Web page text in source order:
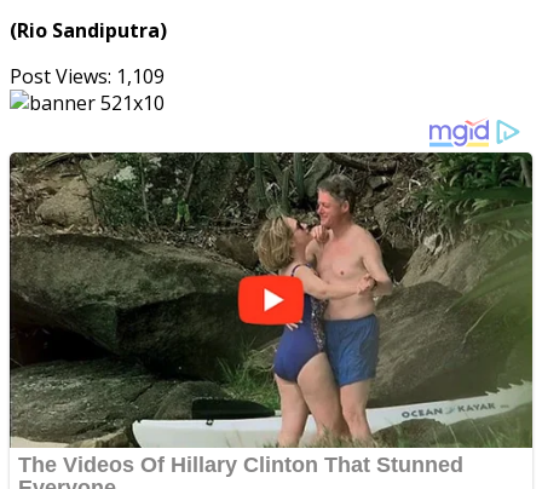
(Rio Sandiputra)
Post Views: 1,109